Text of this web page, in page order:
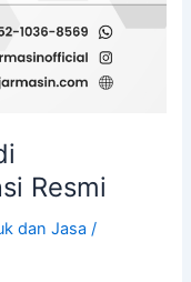
Resmi
dan Jasa /